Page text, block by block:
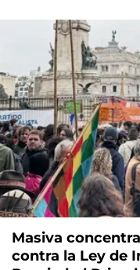
Masiva
contra la Ley de